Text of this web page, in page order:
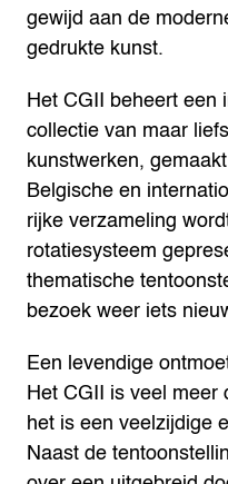
gewijd aan de
gedrukte kunst.
Het CGII beheert een
collectie van maar
kunstwerken,
Belgische en
rijke verzameling
rotatiesysteem
thematische
bezoek weer iets
Een levendige
Het CGII is veel
het is een veelzijdige
Naast de